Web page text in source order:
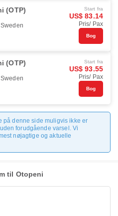
(OTP) Start fra
US$ 83.14
Pris/ Pax
Bog
(OTP) Start fra
US$ 93.55
Pris/ Pax
Bog
på denne side muligvis ikke er
forudgående varsel. Vi
nøjagtige og aktuelle
til Otopeni